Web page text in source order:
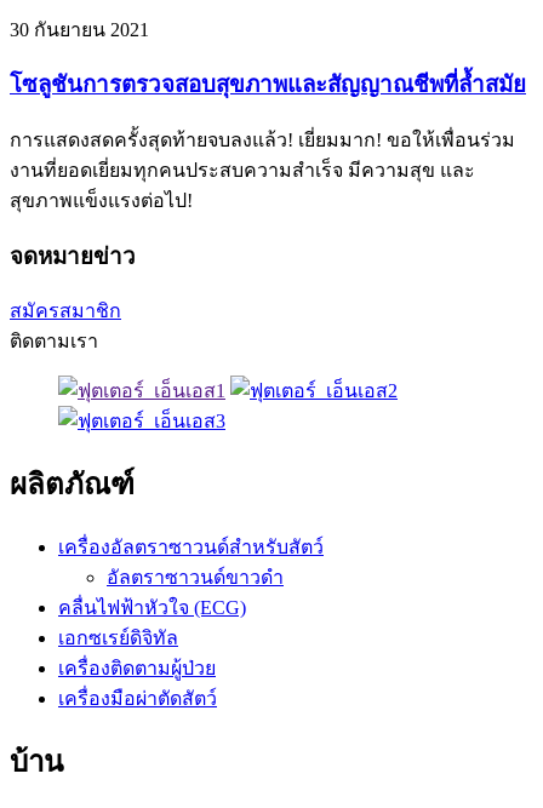
30 กันยายน 2021
โซลูชันการตรวจสอบสุขภาพและสัญญาณชีพที่ล้ำสมัย
การแสดงสดครั้งสุดท้ายจบลงแล้ว! เยี่ยมมาก! ขอให้เพื่อนร่วม
งานที่ยอดเยี่ยมทุกคนประสบความสำเร็จ มีความสุข และ
สุขภาพแข็งแรงต่อไป!
จดหมายข่าว
สมัครสมาชิก
ติดตามเรา
ผลิตภัณฑ์
เครื่องอัลตราซาวนด์สำหรับสัตว์
อัลตราซาวนด์ขาวดำ
คลื่นไฟฟ้าหัวใจ (ECG)
เอกซเรย์ดิจิทัล
เครื่องติดตามผู้ป่วย
เครื่องมือผ่าตัดสัตว์
บ้าน